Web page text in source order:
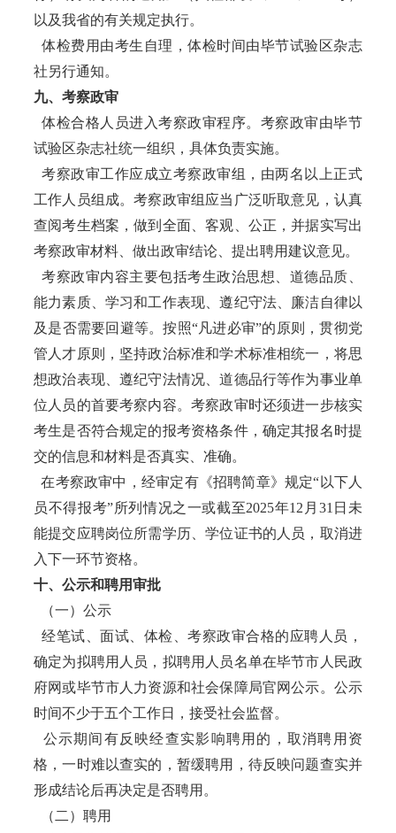
以及我省的有关规定执行。
体检费用由考生自理，体检时间由毕节试验区杂志
社另行通知。
九、考察政审
体检合格人员进入考察政审程序。考察政审由毕节
试验区杂志社统一组织，具体负责实施。
考察政审工作应成立考察政审组，由两名以上正式
工作人员组成。考察政审组应当广泛听取意见，认真
查阅考生档案，做到全面、客观、公正，并据实写出
考察政审材料、做出政审结论、提出聘用建议意见。
考察政审内容主要包括考生政治思想、道德品质、
能力素质、学习和工作表现、遵纪守法、廉洁自律以
及是否需要回避等。按照“凡进必审”的原则，贯彻党
管人才原则，坚持政治标准和学术标准相统一，将思
想政治表现、遵纪守法情况、道德品行等作为事业单
位人员的首要考察内容。考察政审时还须进一步核实
考生是否符合规定的报考资格条件，确定其报名时提
交的信息和材料是否真实、准确。
在考察政审中，经审定有《招聘简章》规定“以下人
员不得报考”所列情况之一或截至2025年12月31日未
能提交应聘岗位所需学历、学位证书的人员，取消进
入下一环节资格。
十、公示和聘用审批
（一）公示
经笔试、面试、体检、考察政审合格的应聘人员，
确定为拟聘用人员，拟聘用人员名单在毕节市人民政
府网或毕节市人力资源和社会保障局官网公示。公示
时间不少于五个工作日，接受社会监督。
公示期间有反映经查实影响聘用的，取消聘用资
格，一时难以查实的，暂缓聘用，待反映问题查实并
形成结论后再决定是否聘用。
（二）聘用